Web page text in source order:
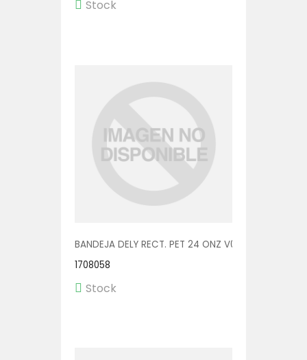
Stock
BANDEJA DELY RECT. PET 24 ONZ V00555 1/400
1708058
Stock